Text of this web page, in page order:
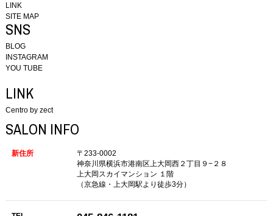
LINK
SITE MAP
SNS
BLOG
INSTAGRAM
YOU TUBE
LINK
Centro by zect
SALON INFO
新住所
〒233-0002
神奈川県横浜市港南区上大岡西２丁目９−２８
上大岡スカイマンション １階
（京急線・上大岡駅より徒歩3分）